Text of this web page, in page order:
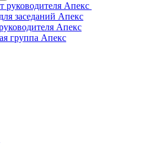
руководителя Апекс
заседаний Апекс
Апекс
группа Апекс